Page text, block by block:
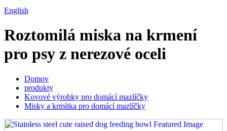
English
Roztomilá miska na krmení
pro psy z nerezové oceli
Domov
produkty
Kovové výrobky pro domácí mazlíčky
Misky a krmítka pro domácí mazlíčky